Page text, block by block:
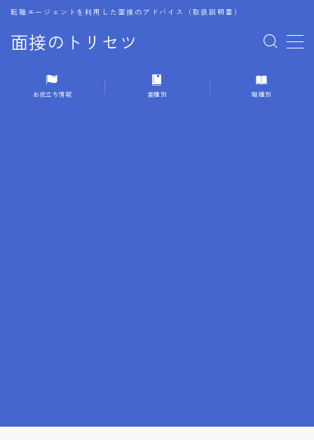
面接のトリセツ
転職エージェントを利用した面接のアドバイス（取扱説明書）
MENU
1.成功する面接戦略
お役立ち情報 業種別 職種別